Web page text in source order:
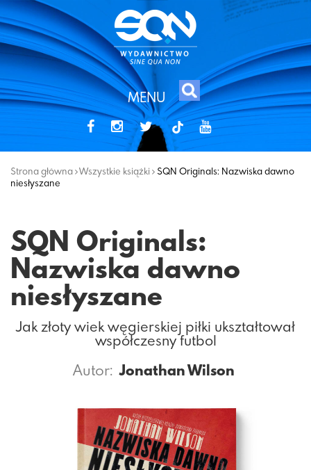
MENU
tiktok
Strona główna Wszystkie książki
SQN Originals: Nazwiska dawno
niesłyszane
SQN Originals:
Nazwiska dawno
niesłyszane
Jak złoty wiek węgierskiej piłki ukształtował
współczesny futbol
Autor: Jonathan Wilson